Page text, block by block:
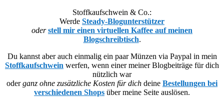
Stoffkaufschwein & Co.:
Werde Steady-Blogunterstützer
oder stell mir einen virtuellen Kaffee auf meinen
Blogschreibtisch.
Du kannst aber auch einmalig ein paar Münzen via Paypal in mein
Stoffkaufschwein werfen, wenn einer meiner Blogbeiträge für dich
nützlich war
oderganz ohne zusätzliche Kosten für dich deine Bestellungen bei
verschiedenen Shops über meine Seite auslösen.